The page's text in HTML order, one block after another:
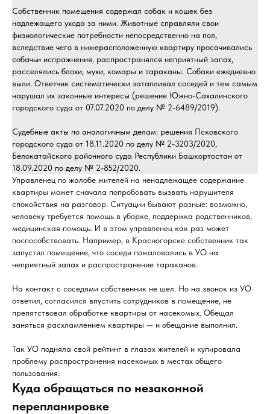
Собственник помещения содержал собак и кошек без
надлежащего ухода за ними. Животные справляли свои
физиологические потребности непосредственно на пол,
вследствие чего в нижерасположенную квартиру просачивались
собачьи испражнения, распространялся неприятный запах,
расселялись блохи, мухи, комары и тараканы. Собаки ежедневно
выли. Ответчик систематически затапливал соседей и тем самым
нарушал их законные интересы (решение Южно-Сахалинского
городского суда от 07.07.2020 по делу № 2-6489/2019).
Судебные акты по аналогичным делам: решения Псковского
городского суда от 18.11.2020 по делу № 2-3203/2020,
Белокатайского районного суда Республики Башкортостан от
18.09.2020 по делу № 2-852/2020.
Управленец по жалобе жителей на ненадлежащее содержание
квартиры может сначала попробовать вызвать нарушителя
спокойствия на разговор. Ситуации бывают разные: возможно,
человеку требуется помощь в уборке, поддержка родственников,
медицинская помощь. И в этом управленец как раз может
поспособствовать. Например, в Красногорске собственник так
запустил помещение, что соседи пожаловались в УО на
неприятный запах и распространение тараканов.
На контакт с соседями собственник не шел. Но на звонок из УО
ответил, согласился впустить сотрудников в помещение, не
препятствовал обработке квартиры от насекомых. Обещал
заняться расхламлением квартиры — и обещание выполнил.
Так УО подняла свой рейтинг в глазах жителей и купировала
проблему распространения насекомых в местах общего
пользования.
Куда обращаться по незаконной
перепланировке